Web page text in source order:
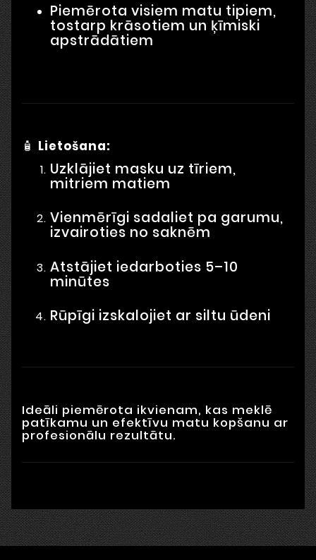
Piemērota visiem matu tipiem,
tostarp krāsotiem un ķīmiski
apstrādātiem
🧴 Lietošana:
Uzklājiet masku uz tīriem,
mitriem matiem
Vienmērīgi sadaliet pa garumu,
izvairoties no saknēm
Atstājiet iedarboties 5–10
minūtes
Rūpīgi izskalojiet ar siltu ūdeni
Ideāli piemērota ikvienam, kas meklē
patīkamu un efektīvu matu kopšanu ar
profesionālu rezultātu.